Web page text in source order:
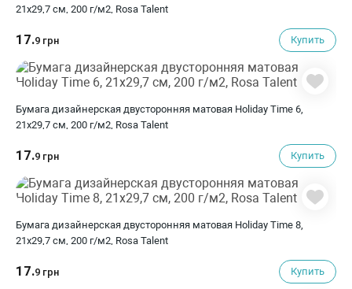
21х29,7 см, 200 г/м2, Rosa Talent
17.9 грн Купить
Бумага дизайнерская двусторонняя матовая Holiday Time 6,
21х29,7 см, 200 г/м2, Rosa Talent
17.9 грн Купить
Бумага дизайнерская двусторонняя матовая Holiday Time 8,
21х29,7 см, 200 г/м2, Rosa Talent
17.9 грн Купить